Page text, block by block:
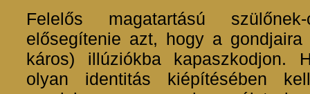
Felelős magatartású
elősegítenie azt, hogy a
káros) illúziókba kapaszkodjon.
olyan identitás kiépítésében